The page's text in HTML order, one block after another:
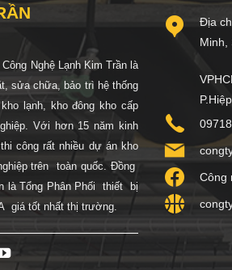
Nghệ Lạnh Kim Trần là
sửa chữa, bảo trì hệ thống
kho lạnh, kho đông kho cấp
Với hơn 15 năm kinh
công rất nhiều dự án kho
trên toàn quốc. Đồng
là Tổng Phân Phối thiết bị
giá tốt nhất thị trường.
Địa
Minh,
Công